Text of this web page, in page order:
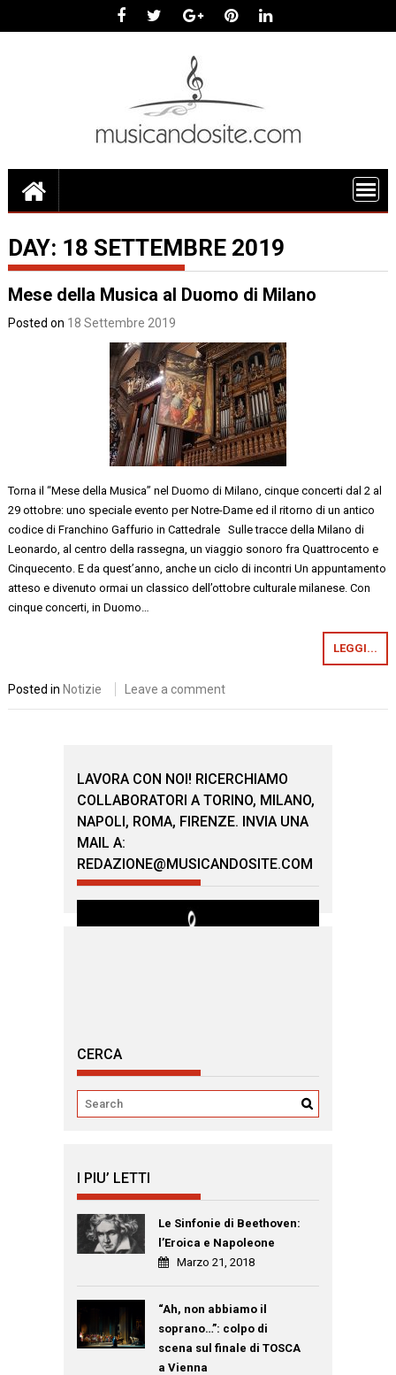
DAY: 18 SETTEMBRE 2019
Mese della Musica al Duomo di Milano
Posted on 18 Settembre 2019
Torna il “Mese della Musica” nel Duomo di Milano, cinque concerti dal 2 al
29 ottobre: uno speciale evento per Notre-Dame ed il ritorno di un antico
codice di Franchino Gaffurio in Cattedrale Sulle tracce della Milano di
Leonardo, al centro della rassegna, un viaggio sonoro fra Quattrocento e
Cinquecento. E da quest’anno, anche un ciclo di incontri Un appuntamento
atteso e divenuto ormai un classico dell’ottobre culturale milanese. Con
cinque concerti, in Duomo…
LEGGI...
Posted in Notizie Leave a comment
LAVORA CON NOI! RICERCHIAMO
COLLABORATORI A TORINO, MILANO,
NAPOLI, ROMA, FIRENZE. INVIA UNA
MAIL A:
REDAZIONE@MUSICANDOSITE.COM
CERCA
I PIU’ LETTI
Le Sinfonie di Beethoven:
l’Eroica e Napoleone
Marzo 21, 2018
“Ah, non abbiamo il
soprano…”: colpo di
scena sul finale di TOSCA
a Vienna